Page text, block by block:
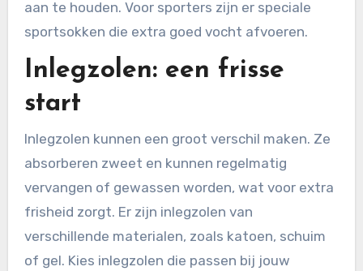
aan te houden. Voor sporters zijn er speciale
sportsokken die extra goed vocht afvoeren.
Inlegzolen: een frisse
start
Inlegzolen kunnen een groot verschil maken. Ze
absorberen zweet en kunnen regelmatig
vervangen of gewassen worden, wat voor extra
frisheid zorgt. Er zijn inlegzolen van
verschillende materialen, zoals katoen, schuim
of gel. Kies inlegzolen die passen bij jouw